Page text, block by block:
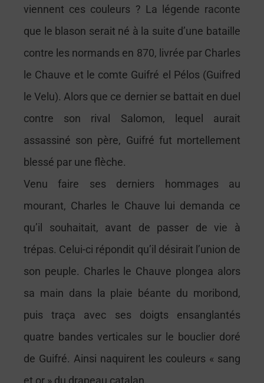
viennent ces couleurs ? La légende raconte
que le blason serait né à la suite d’une bataille
contre les normands en 870, livrée par Charles
le Chauve et le comte Guifré el Pélos (Guifred
le Velu). Alors que ce dernier se battait en duel
contre son rival Salomon, lequel aurait
assassiné son père, Guifré fut mortellement
blessé par une flèche.
Venu faire ses derniers hommages au
mourant, Charles le Chauve lui demanda ce
qu’il souhaitait, avant de passer de vie à
trépas. Celui-ci répondit qu’il désirait l’union de
son peuple. Charles le Chauve plongea alors
sa main dans la plaie béante du moribond,
puis traça avec ses doigts ensanglantés
quatre bandes verticales sur le bouclier doré
de Guifré. Ainsi naquirent les couleurs « sang